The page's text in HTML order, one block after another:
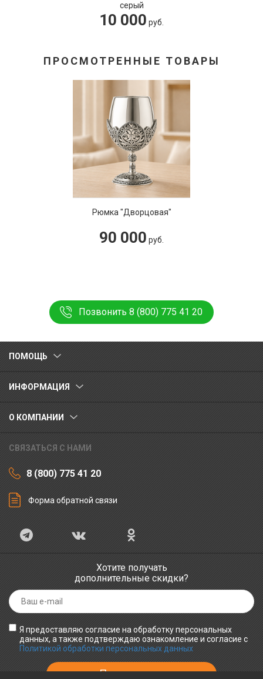
ПРОСМОТРЕННЫЕ ТОВАРЫ
Рюмка "Дворцовая"
90 000 руб.
Позвонить 8 (800) 775 41 20
ПОМОЩЬ
ИНФОРМАЦИЯ
О КОМПАНИИ
СВЯЗАТЬСЯ С НАМИ
8 (800) 775 41 20
Форма обратной связи
Хотите получать
дополнительные скидки?
Я предоставляю согласие на обработку персональных
данных, а также подтверждаю ознакомление и согласие с
Политикой обработки персональных данных